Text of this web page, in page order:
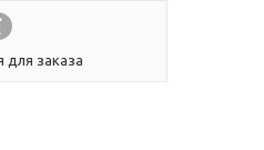
заказа